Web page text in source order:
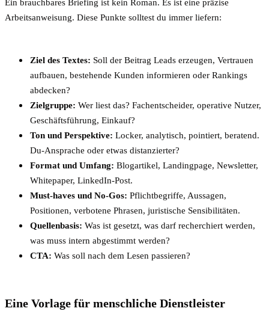
Arbeitsanweisung. Diese Punkte solltest du immer liefern:
Ziel des Textes: Soll der Beitrag Leads erzeugen, Vertrauen
aufbauen, bestehende Kunden informieren oder Rankings
abdecken?
Zielgruppe: Wer liest das? Fachentscheider, operative Nutzer,
Geschäftsführung, Einkauf?
Ton und Perspektive: Locker, analytisch, pointiert, beratend.
Du-Ansprache oder etwas distanzierter?
Format und Umfang: Blogartikel, Landingpage, Newsletter,
Whitepaper, LinkedIn-Post.
Must-haves und No-Gos: Pflichtbegriffe, Aussagen,
Positionen, verbotene Phrasen, juristische Sensibilitäten.
Quellenbasis: Was ist gesetzt, was darf recherchiert werden,
was muss intern abgestimmt werden?
CTA: Was soll nach dem Lesen passieren?
Eine Vorlage für menschliche Dienstleister